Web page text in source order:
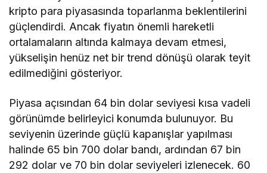
kripto para piyasasında toparlanma beklentilerini
güçlendirdi. Ancak fiyatın önemli hareketli
ortalamaların altında kalmaya devam etmesi,
yükselişin henüz net bir trend dönüşü olarak teyit
edilmediğini gösteriyor.
Piyasa açısından 64 bin dolar seviyesi kısa vadeli
görünümde belirleyici konumda bulunuyor. Bu
seviyenin üzerinde güçlü kapanışlar yapılması
halinde 65 bin 700 dolar bandı, ardından 67 bin
292 dolar ve 70 bin dolar seviyeleri izlenecek. 60